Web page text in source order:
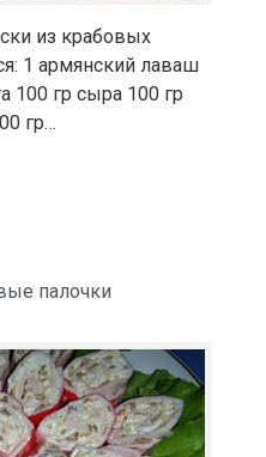
из крабовых
1 армянский лаваш
100 гр сыра 100 гр
гр…
палочки